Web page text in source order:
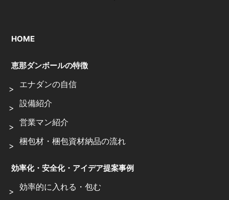
HOME
恵那ダンボールの特徴
エナダンの自信
設備紹介
営業マン紹介
梱包材・梱包資材納品の流れ
効率化・安全化・アイデア提案事例
効率的に入れる・包む